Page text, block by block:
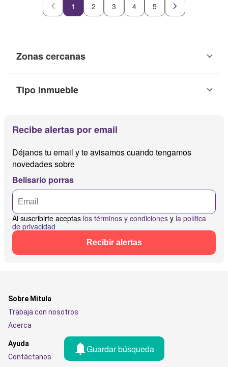
1 2 3 4 5
Zonas cercanas
Tipo inmueble
Recibe alertas por email
Déjanos tu email y te avisamos cuando tengamos
novedades sobre
Belisario porras
Al suscribirte aceptas los términos y condiciones y la política
de privacidad
Recibir alertas
Guardar búsqueda
Sobre Mitula
Trabaja con nosotros
Acerca
Ayuda
Contáctanos